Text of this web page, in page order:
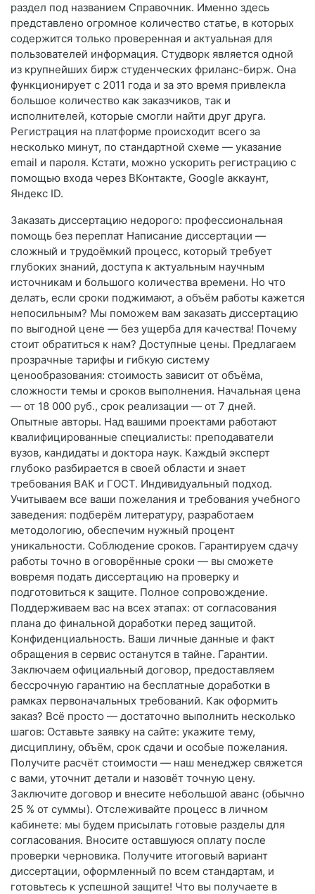
раздел под названием Справочник. Именно здесь
представлено огромное количество статье, в которых
содержится только проверенная и актуальная для
пользователей информация. Студворк является одной
из крупнейших бирж студенческих фриланс-бирж. Она
функционирует с 2011 года и за это время привлекла
большое количество как заказчиков, так и
исполнителей, которые смогли найти друг друга.
Регистрация на платформе происходит всего за
несколько минут, по стандартной схеме — указание
email и пароля. Кстати, можно ускорить регистрацию с
помощью входа через ВКонтакте, Google аккаунт,
Яндекс ID.
Заказать диссертацию недорого: профессиональная
помощь без переплат Написание диссертации —
сложный и трудоёмкий процесс, который требует
глубоких знаний, доступа к актуальным научным
источникам и большого количества времени. Но что
делать, если сроки поджимают, а объём работы кажется
непосильным? Мы поможем вам заказать диссертацию
по выгодной цене — без ущерба для качества! Почему
стоит обратиться к нам? Доступные цены. Предлагаем
прозрачные тарифы и гибкую систему
ценообразования: стоимость зависит от объёма,
сложности темы и сроков выполнения. Начальная цена
— от 18 000 руб., срок реализации — от 7 дней.
Опытные авторы. Над вашими проектами работают
квалифицированные специалисты: преподаватели
вузов, кандидаты и доктора наук. Каждый эксперт
глубоко разбирается в своей области и знает
требования ВАК и ГОСТ. Индивидуальный подход.
Учитываем все ваши пожелания и требования учебного
заведения: подберём литературу, разработаем
методологию, обеспечим нужный процент
уникальности. Соблюдение сроков. Гарантируем сдачу
работы точно в оговорённые сроки — вы сможете
вовремя подать диссертацию на проверку и
подготовиться к защите. Полное сопровождение.
Поддерживаем вас на всех этапах: от согласования
плана до финальной доработки перед защитой.
Конфиденциальность. Ваши личные данные и факт
обращения в сервис останутся в тайне. Гарантии.
Заключаем официальный договор, предоставляем
бессрочную гарантию на бесплатные доработки в
рамках первоначальных требований. Как оформить
заказ? Всё просто — достаточно выполнить несколько
шагов: Оставьте заявку на сайте: укажите тему,
дисциплину, объём, срок сдачи и особые пожелания.
Получите расчёт стоимости — наш менеджер свяжется
с вами, уточнит детали и назовёт точную цену.
Заключите договор и внесите небольшой аванс (обычно
25 % от суммы). Отслеживайте процесс в личном
кабинете: мы будем присылать готовые разделы для
согласования. Вносите оставшуюся оплату после
проверки черновика. Получите итоговый вариант
диссертации, оформленный по всем стандартам, и
готовьтесь к успешной защите! Что вы получаете в